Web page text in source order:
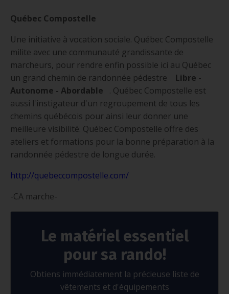
Québec Compostelle
Une initiative à vocation sociale. Québec Compostelle
milite avec une communauté grandissante de
marcheurs, pour rendre enfin possible ici au Québec
un grand chemin de randonnée pédestre Libre -
Autonome - Abordable . Québec Compostelle est
aussi l'instigateur d'un regroupement de tous les
chemins québécois pour ainsi leur donner une
meilleure visibilité. Québec Compostelle offre des
ateliers et formations pour la bonne préparation à la
randonnée pédestre de longue durée.
http://quebeccompostelle.com/
-CA marche-
Le matériel essentiel
pour sa rando!
Obtiens immédiatement la précieuse liste de
vêtements et d'équipements